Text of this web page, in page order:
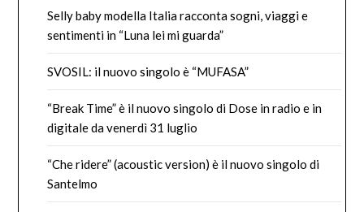
Selly baby modella Italia racconta sogni, viaggi e
sentimenti in “Luna lei mi guarda”
SVOSIL: il nuovo singolo è “MUFASA”
“Break Time” è il nuovo singolo di Dose in radio e in
digitale da venerdì 31 luglio
“Che ridere” (acoustic version) è il nuovo singolo di
Santelmo